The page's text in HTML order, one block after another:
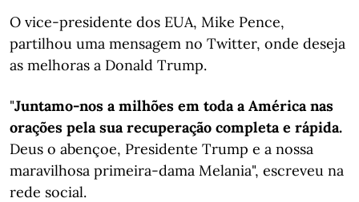
O vice-presidente dos EUA, Mike Pence,
partilhou uma mensagem no Twitter, onde deseja
as melhoras a Donald Trump.
"Juntamo-nos a milhões em toda a América nas
orações pela sua recuperação completa e rápida.
Deus o abençoe, Presidente Trump e a nossa
maravilhosa primeira-dama Melania", escreveu na
rede social.